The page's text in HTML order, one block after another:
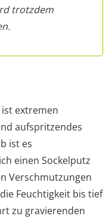
trotzdem
extremen
aufspritzendes
ist es
einen Sockelputz
Verschmutzungen
Feuchtigkeit bis tief
zu gravierenden